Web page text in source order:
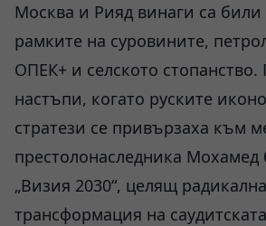
Москва и Рияд винаги са
рамките на суровините,
ОПЕК+ и селското
настъпи, когато руските
стратези се привързаха към
престолонаследника
„Визия 2030“, целящ радикална
трансформация на